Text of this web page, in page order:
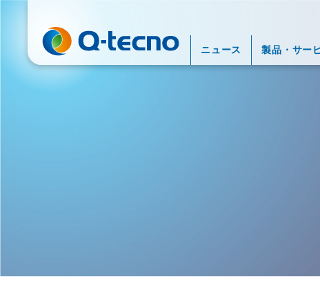
ニュース 製品・サー